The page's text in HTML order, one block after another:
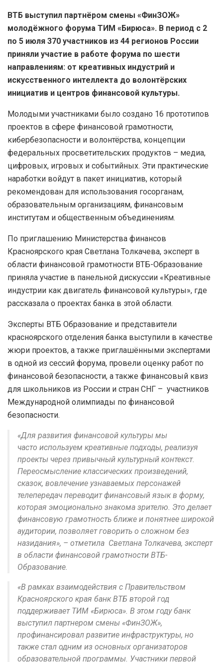
ВТБ выступил партнёром смены «ФинЗОЖ»
молодёжного форума ТИМ «Бирюса». В период с 2
по 5 июля 370 участников из 44 регионов России
приняли участие в работе форума по шести
направлениям: от креативных индустрий и
искусственного интеллекта до волонтёрских
инициатив и центров финансовой культуры.
Молодыми участниками было создано 16 прототипов
проектов в сфере финансовой грамотности,
кибербезопасности и волонтёрства, концепции
федеральных просветительских продуктов – медиа,
цифровых, игровых и событийных. Эти практические
наработки войдут в пакет инициатив, который
рекомендован для использования госорганам,
образовательным организациям, финансовым
институтам и общественным объединениям.
По приглашению Министерства финансов
Красноярского края Светлана Толкачева, эксперт в
области финансовой грамотности ВТБ-Образование
приняла участие в панельной дискуссии «Креативные
индустрии как двигатель финансовой культуры», где
рассказала о проектах банка в этой области.
Эксперты ВТБ Образование и представители
красноярского отделения банка выступили в качестве
жюри проектов, а также приглашёнными экспертами
в одной из сессий форума, провели оценку работ по
финансовой безопасности, а также финансовый квиз
для школьников из России и стран СНГ – участников
Международной олимпиады по финансовой
безопасности.
«Для развития финансовой культуры мы
часто используем креативные подходы, реализуя
проекты через привычный культурный контекст.
Переосмысление классических произведений,
сказок, вовлечение узнаваемых персонажей
телепередач переводит финансовый язык в форму,
которая эмоционально знакома зрителю. Это делает
финансовую грамотность ближе и понятнее широкой
аудитории, позволяет говорить о сложном без
назидания», – отметила Светлана Толкачева, эксперт
в области финансовой грамотности ВТБ-
Образование.
«В рамках взаимодействия с Правительством
Красноярского края банк ВТБ второй год
поддерживает ТИМ «Бирюса». В этом году банк
выступил партнером смены «ФинЗОЖ»,
профинансировал развитие инфраструктуры, но
также стал одним из основных организаторов
образовательной программы. Участники первой